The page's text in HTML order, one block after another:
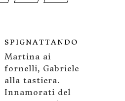
SPIGNATTANDO
Martina ai
fornelli, Gabriele
alla tastiera.
Innamorati del